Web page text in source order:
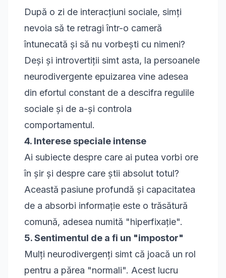
După o zi de interacțiuni sociale, simți
nevoia să te retragi într-o cameră
întunecată și să nu vorbești cu nimeni?
Deși și introvertiții simt asta, la persoanele
neurodivergente epuizarea vine adesea
din efortul constant de a descifra regulile
sociale și de a-și controla
comportamentul.
4. Interese speciale intense
Ai subiecte despre care ai putea vorbi ore
în șir și despre care știi absolut totul?
Această pasiune profundă și capacitatea
de a absorbi informație este o trăsătură
comună, adesea numită "hiperfixație".
5. Sentimentul de a fi un "impostor"
Mulți neurodivergenți simt că joacă un rol
pentru a părea "normali". Acest lucru